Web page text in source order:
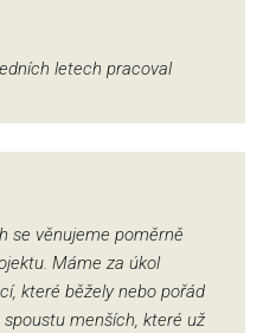
letech pracoval
se věnujeme poměrně
Máme za úkol
které běžely nebo pořád
menších, které už